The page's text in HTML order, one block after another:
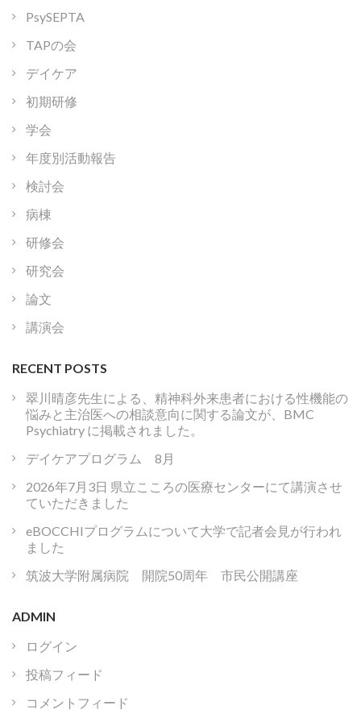
PsySEPTA
TAPの会
デイケア
初期研修
学会
年度別活動報告
検討会
病棟
研修会
研究会
論文
講演会
RECENT POSTS
翠川晴彦先生による、精神科外来患者における性機能の
悩みと主治医への相談意向に関する論文が、BMC
Psychiatry に掲載されました。
デイケアプログラム 8月
2026年7月3日 県立こころの医療センターにて講演させ
ていただきました
eBOCCHIプログラムについて大学で記者会見が行われ
ました
筑波大学附属病院 開院50周年 市民公開講座
ADMIN
ログイン
投稿フィード
コメントフィード